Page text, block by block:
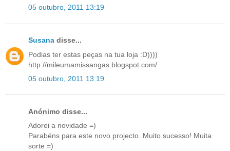
05 outubro, 2011 13:19
Susana disse...
Podias ter estas peças na tua loja :D))))
http://mileumamissangas.blogspot.com/
05 outubro, 2011 13:19
Anónimo disse...
Adorei a novidade =)
Parabéns para este novo projecto. Muito sucesso! Muita
sorte =)